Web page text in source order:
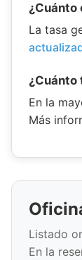
¿Cuánto
La tasa
¿Cuánto
En la
Más
Listado
En la